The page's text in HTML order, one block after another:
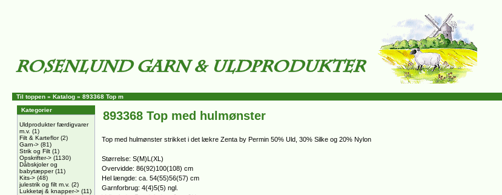
Til toppen » Katalog » 893368 Top m
Kategorier
Uldprodukter færdigvarer
m.v. (1)
Filt & Karteflor(2)
Garn-> (81)
Strik og Filt (1)
Opskrifter-> (1130)
Dåbskjoler og
babytæpper(11)
Kits-> (48)
julestrik og filt m.v. (2)
Lukketøj & knapper-> (11)
893368 Top med hulmønster
Top med hulmønster strikket i det lækre Zenta by Permin 50% Uld, 30% Silke og 20% Nylon
Størrelse: S(M)L(XL)
Overvidde: 86(92)100(108) cm
Hel længde: ca. 54(55)56(57) cm
Garnforbrug: 4(4)5(5) ngl.